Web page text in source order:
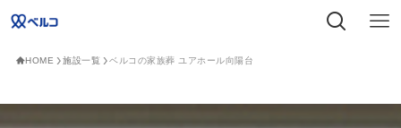
HOME 施設一覧 ベルコの家族葬 ユアホール向陽台​